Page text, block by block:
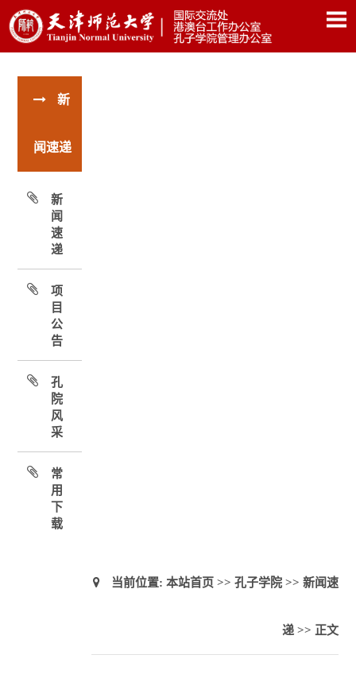
新
闻速递
新
闻
速
递
项
目
公
告
孔
院
风
采
常
用
下
载
当前位置: 本站首页 >> 孔子学院>> 新闻速
递>> 正文